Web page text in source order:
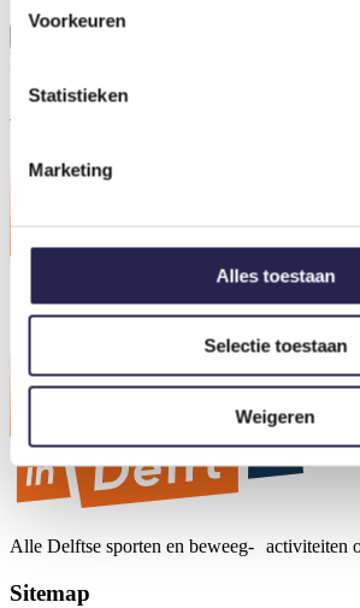
Voorkeuren
Statistieken
Marketing
Alles toestaan
Selectie toestaan
Weigeren
Ingesloten inhoud van activiteiten overgeslagen
Algemene informatie
Alle Delftse sporten en beweeg- activiteiten
Sitemap